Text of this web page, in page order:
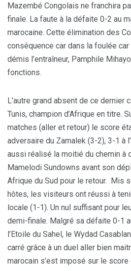
Mazembé Congolais ne franchira
finale. La faute à la défaite 0-2 au
marocaine. Cette élimination des
conséquence car dans la foulée
démis l’entraîneur, Pamphile
fonctions.
L’autre grand absent de ce dernier
Tunis, champion d’Afrique en titre.
matches (aller et retour) le score
adversaire du Zamalek (3-2), 3-1 à
aussi réalisé la moitié du chemin à
Mamelodi Sundowns avant son
Afrique du Sud pour le retour. Mis
hôtes, les visiteurs ont réussi à
locale (1-1). Un nul suffisant pour
demi-finale. Malgré sa défaite 0-1
l’Etoile du Sahel, le Wydad
carré grâce à un duel aller bien
marocain s’est imposé sur le score